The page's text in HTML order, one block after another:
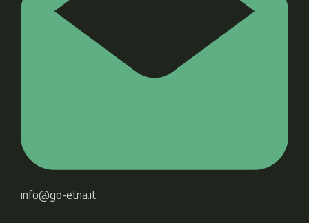
info@go-etna.it